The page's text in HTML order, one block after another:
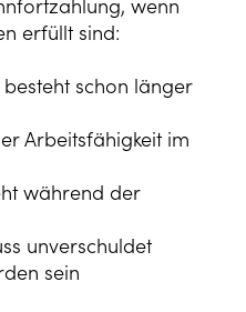
wenn
erfüllt sind:
schon länger
Arbeitsfähigkeit im
während der
unverschuldet
sein